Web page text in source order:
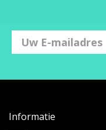
Informatie